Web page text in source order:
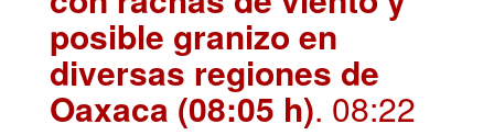
posible granizo en
diversas regiones de
Oaxaca (08:05 h). 08:22